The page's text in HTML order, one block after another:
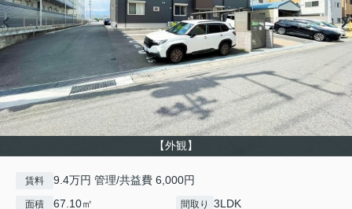
【外観】
賃料 9.4万円 管理/共益費 6,000円
面積 67.10㎡ 間取り 3LDK